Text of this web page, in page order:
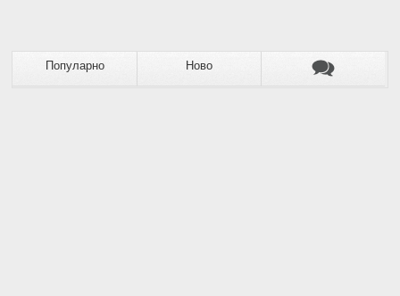
Популарно Ново